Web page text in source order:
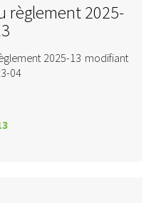
règlement 2025-
2025-13 modifiant
04